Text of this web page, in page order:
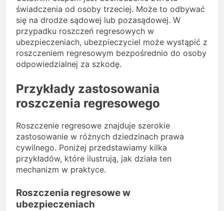
świadczenia od osoby trzeciej. Może to odbywać
się na drodze sądowej lub pozasądowej. W
przypadku roszczeń regresowych w
ubezpieczeniach, ubezpieczyciel może wystąpić z
roszczeniem regresowym bezpośrednio do osoby
odpowiedzialnej za szkodę.
Przykłady zastosowania
roszczenia regresowego
Roszczenie regresowe znajduje szerokie
zastosowanie w różnych dziedzinach prawa
cywilnego. Poniżej przedstawiamy kilka
przykładów, które ilustrują, jak działa ten
mechanizm w praktyce.
Roszczenia regresowe w
ubezpieczeniach